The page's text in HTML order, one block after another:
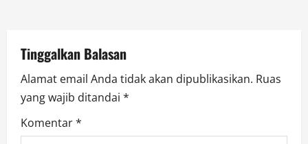
o
n
Tinggalkan Balasan
Alamat email Anda tidak akan dipublikasikan. Ruas
yang wajib ditandai *
Komentar*